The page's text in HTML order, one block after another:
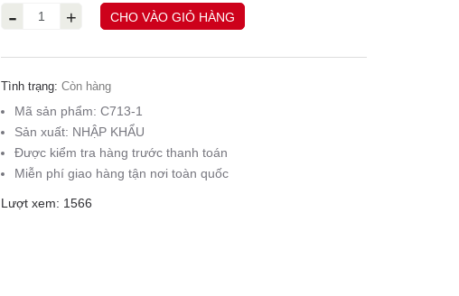
- + CHO VÀO GIỎ HÀNG
Tình trạng: Còn hàng
Mã sản phẩm: C713-1
Sản xuất: NHẬP KHẨU
Được kiểm tra hàng trước thanh toán
Miễn phí giao hàng tận nơi toàn quốc
Lượt xem: 1566